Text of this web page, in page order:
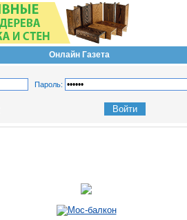
Онлайн Газета
Пароль: